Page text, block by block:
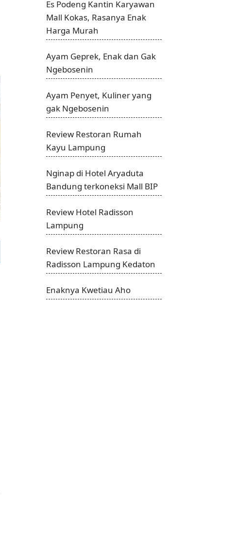
Es Podeng Kantin Karyawan
Mall Kokas, Rasanya Enak
Harga Murah
Ayam Geprek, Enak dan Gak
Ngebosenin
Ayam Penyet, Kuliner yang
gak Ngebosenin
Review Restoran Rumah
Kayu Lampung
Nginap di Hotel Aryaduta
Bandung terkoneksi Mall BIP
Review Hotel Radisson
Lampung
Review Restoran Rasa di
Radisson Lampung Kedaton
Enaknya Kwetiau Aho